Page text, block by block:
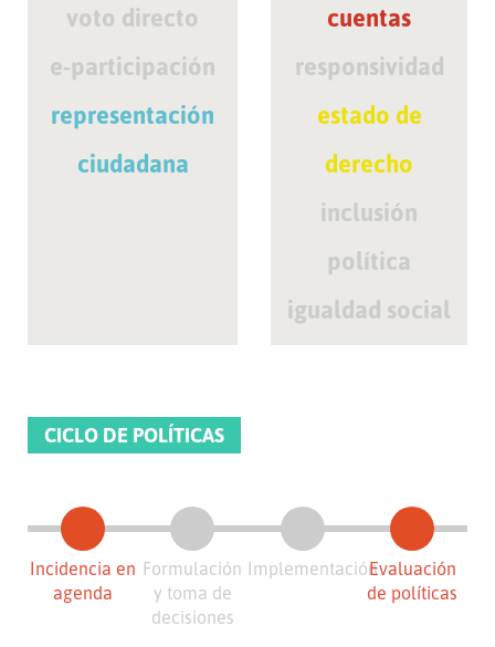
voto directo
e-participación
representación
ciudadana
cuentas
responsividad
estado de
derecho
inclusión
política
igualdad social
CICLO DE POLÍTICAS
Incidencia en
agenda
Formulación
y toma de
decisiones
ImplementaciónEvaluación
de políticas